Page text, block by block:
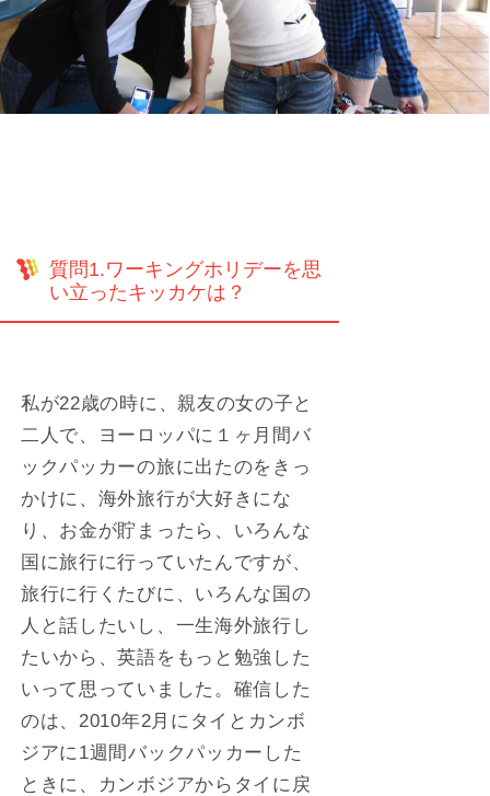
質問1.ワーキングホリデーを思
い立ったキッカケは？
私が22歳の時に、親友の女の子と
二人で、ヨーロッパに１ヶ月間バ
ックパッカーの旅に出たのをきっ
かけに、海外旅行が大好きにな
り、お金が貯まったら、いろんな
国に旅行に行っていたんですが、
旅行に行くたびに、いろんな国の
人と話したいし、一生海外旅行し
たいから、英語をもっと勉強した
いって思っていました。確信した
のは、2010年2月にタイとカンボ
ジアに1週間バックパッカーした
ときに、カンボジアからタイに戻